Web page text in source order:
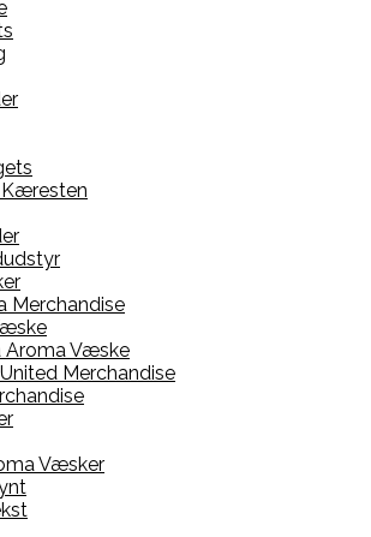
Merchandise
Aroma Væske
Merchandise
Væsker